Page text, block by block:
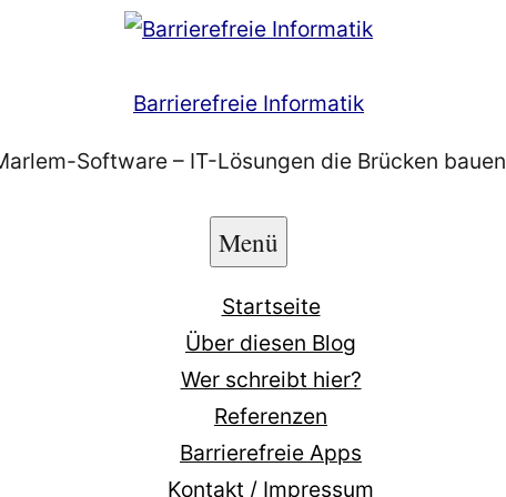
Barrierefreie Informatik
Software – IT-Lösungen die Brücken bauen
Menü
Startseite
Über diesen Blog
Wer schreibt hier?
Referenzen
Barrierefreie Apps
Kontakt / Impressum